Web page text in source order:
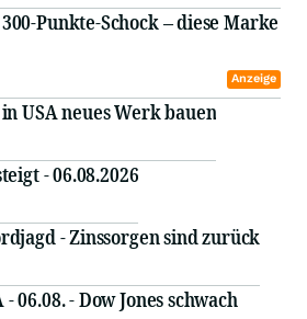
Punkte-Schock – diese Marke
Anzeige
USA neues Werk bauen
- 06.08.2026
- Zinssorgen sind zurück
06.08. - Dow Jones schwach